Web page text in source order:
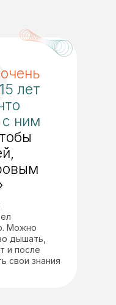
Можно
дышать,
и после
свои знания
15 лет
ним